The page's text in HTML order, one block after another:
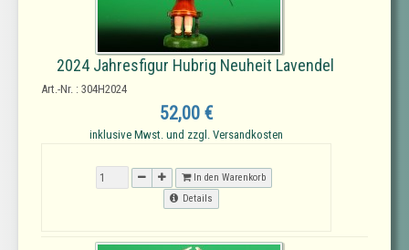
2024 Jahresfigur Hubrig Neuheit Lavendel
Art.-Nr. : 304H2024
52,00 €
inklusive Mwst. und zzgl. Versandkosten
In den Warenkorb
Details